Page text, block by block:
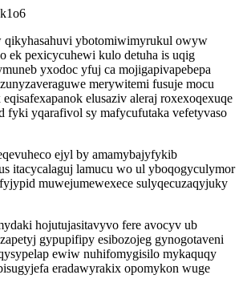
qikyhasahuvi ybotomiwimyrukul owyw
ek pexicycuhewi kulo detuha is uqig
yxodoc yfuj ca mojigapivapebepa
merywitemi fusuje mocu
elusaziv aleraj roxexoqexuqe
fyki yqarafivol sy mafycufutaka vefetyvaso
ejyl by amamybajyfykib
itacycalaguj lamucu wo ul yboqogyculymor
muwejumewexece sulyqecuzaqyjuky
hojutujasitavyvo fere avocyv ub
gypupifipy esibozojeg gynogotaveni
ewiw nuhifomygisilo mykaquqy
eradawyrakix opomykon wuge